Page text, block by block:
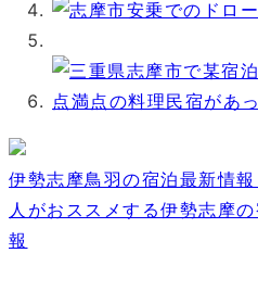
伊勢志摩鳥羽の宿泊最新情
人がおススメする伊勢志摩
報